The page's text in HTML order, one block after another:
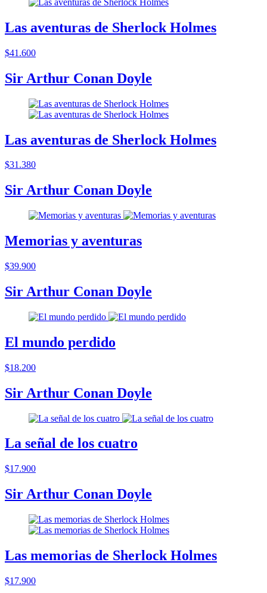
Las aventuras de Sherlock Holmes
$41.600
Sir Arthur Conan Doyle
Las aventuras de Sherlock Holmes
$31.380
Sir Arthur Conan Doyle
Memorias y aventuras
$39.900
Sir Arthur Conan Doyle
El mundo perdido
$18.200
Sir Arthur Conan Doyle
La señal de los cuatro
$17.900
Sir Arthur Conan Doyle
Las memorias de Sherlock Holmes
$17.900